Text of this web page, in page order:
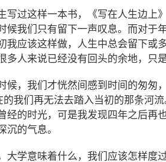
写过这样一本书，《写在人生边上
候我们只有留下一声叹息。而对于
我应该这样做，人生中总会留下或
多人来说已经没有回头的余地，只
候，我们才恍然间感到时间的匆匆
的我们再无法去踏入当初的那条河
经的时光，可是我发现四年之后再
沉的气息。
大学意味着什么，我们应该怎样度